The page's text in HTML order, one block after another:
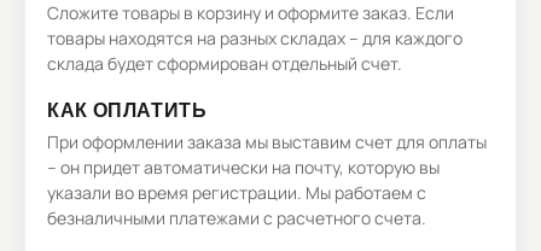
Сложите товары в корзину и оформите заказ. Если
товары находятся на разных складах – для каждого
склада будет сформирован отдельный счет.
КАК ОПЛАТИТЬ
При оформлении заказа мы выставим счет для оплаты
– он придет автоматически на почту, которую вы
указали во время регистрации. Мы работаем с
безналичными платежами с расчетного счета.